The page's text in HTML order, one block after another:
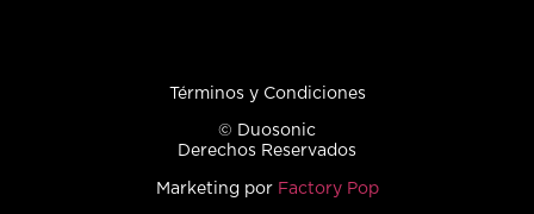
Términos y Condiciones
© Duosonic
Derechos Reservados
Marketing por Factory Pop